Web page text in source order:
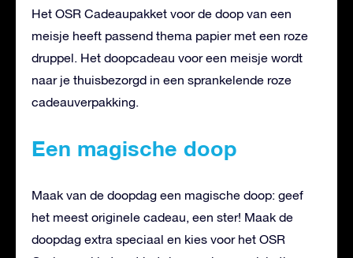
Het OSR Cadeaupakket voor de doop van een
meisje heeft passend thema papier met een roze
druppel. Het doopcadeau voor een meisje wordt
naar je thuisbezorgd in een sprankelende roze
cadeauverpakking.
Een magische doop
Maak van de doopdag een magische doop: geef
het meest originele cadeau, een ster! Maak de
doopdag extra speciaal en kies voor het OSR